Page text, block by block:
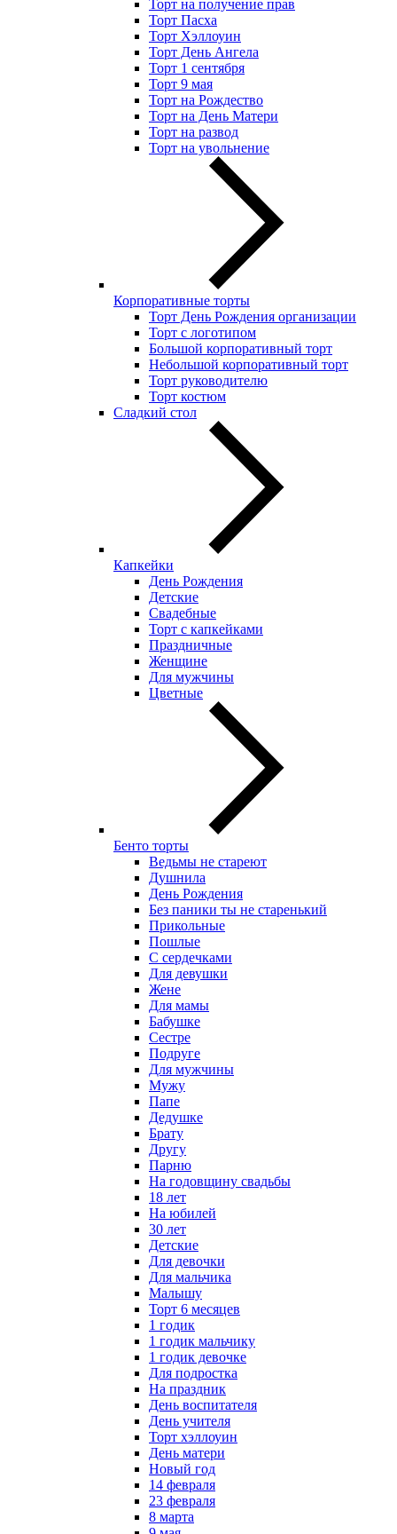
Торт на получение прав
Торт Пасха
Торт Хэллоуин
Торт День Ангела
Торт 1 сентября
Торт 9 мая
Торт на Рождество
Торт на День Матери
Торт на развод
Торт на увольнение
Корпоративные торты
Торт День Рождения организации
Торт с логотипом
Большой корпоративный торт
Небольшой корпоративный торт
Торт руководителю
Торт костюм
Сладкий стол
Капкейки
День Рождения
Детские
Свадебные
Торт с капкейками
Праздничные
Женщине
Для мужчины
Цветные
Бенто торты
Ведьмы не стареют
Душнила
День Рождения
Без паники ты не старенький
Прикольные
Пошлые
С сердечками
Для девушки
Жене
Для мамы
Бабушке
Сестре
Подруге
Для мужчины
Мужу
Папе
Дедушке
Брату
Другу
Парню
На годовщину свадьбы
18 лет
На юбилей
30 лет
Детские
Для девочки
Для мальчика
Малышу
Торт 6 месяцев
1 годик
1 годик мальчику
1 годик девочке
Для подростка
На праздник
День воспитателя
День учителя
Торт хэллоуин
День матери
Новый год
14 февраля
23 февраля
8 марта